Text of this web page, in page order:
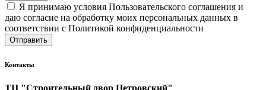
Я принимаю условия Пользовательского соглашения и
даю согласие на обработку моих персональных данных в
соответствии с Политикой конфиденциальности
Отправить
Контакты
ТЦ "Строительный двор Петровский"